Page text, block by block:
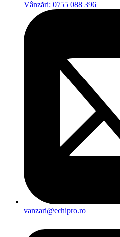
Vânzări: 0755 088 396
vanzari@echipro.ro